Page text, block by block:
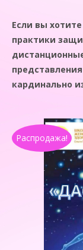
Если вы
практики
кардинально
Распродажа!